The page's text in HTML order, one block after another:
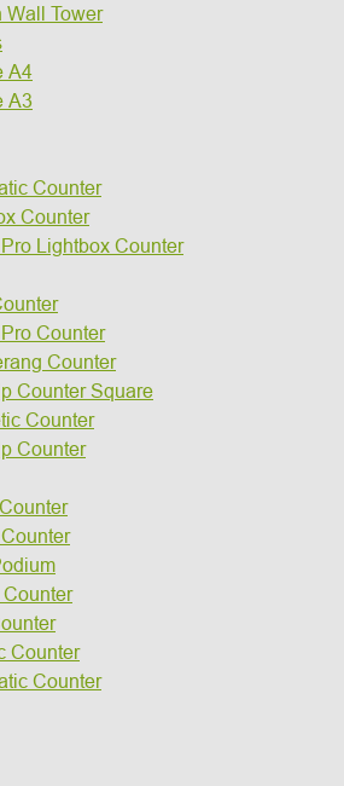
Wall Tower
A4
A3
Counter
Counter
Lightbox Counter
Counter
Counter
Counter Square
Counter
Counter
Counter
Counter